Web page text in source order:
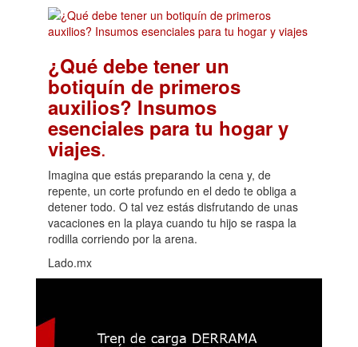
¿Qué debe tener un
botiquín de primeros
auxilios? Insumos
esenciales para tu hogar y
viajes.
Imagina que estás preparando la cena y, de
repente, un corte profundo en el dedo te obliga a
detener todo. O tal vez estás disfrutando de unas
vacaciones en la playa cuando tu hijo se raspa la
rodilla corriendo por la arena.
Lado.mx